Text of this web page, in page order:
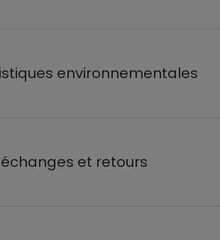
environnementales
échanges et retours